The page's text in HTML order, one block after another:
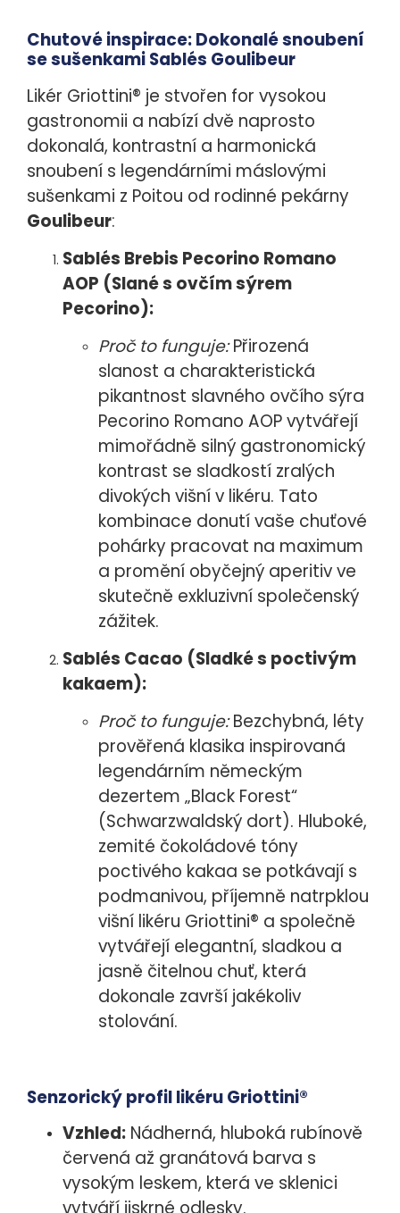
Chutové inspirace: Dokonalé snoubení
se sušenkami Sablés Goulibeur
Likér Griottini® je stvořen for vysokou
gastronomii a nabízí dvě naprosto
dokonalá, kontrastní a harmonická
snoubení s legendárními máslovými
sušenkami z Poitou od rodinné pekárny
Goulibeur:
Sablés Brebis Pecorino Romano
AOP (Slané s ovčím sýrem
Pecorino):
Proč to funguje:Přirozená
slanost a charakteristická
pikantnost slavného ovčího sýra
Pecorino Romano AOP vytvářejí
mimořádně silný gastronomický
kontrast se sladkostí zralých
divokých višní v likéru. Tato
kombinace donutí vaše chuťové
pohárky pracovat na maximum
a promění obyčejný aperitiv ve
skutečně exkluzivní společenský
zážitek.
Sablés Cacao (Sladké s poctivým
kakaem):
Proč to funguje:Bezchybná, léty
prověřená klasika inspirovaná
legendárním německým
dezertem „Black Forest“
(Schwarzwaldský dort). Hluboké,
zemité čokoládové tóny
poctivého kakaa se potkávají s
podmanivou, příjemně natrpklou
višní likéru Griottini® a společně
vytvářejí elegantní, sladkou a
jasně čitelnou chuť, která
dokonale završí jakékoliv
stolování.
Senzorický profil likéru Griottini®
Vzhled: Nádherná, hluboká rubínově
červená až granátová barva s
vysokým leskem, která ve sklenici